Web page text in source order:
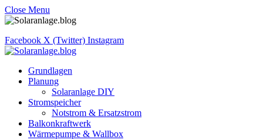
Close Menu
Facebook X (Twitter) Instagram
Grundlagen
Planung
Solaranlage DIY
Stromspeicher
Notstrom & Ersatzstrom
Balkonkraftwerk
Wärmepumpe & Wallbox